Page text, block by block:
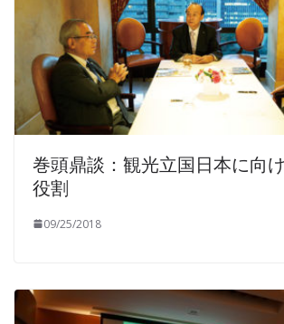
巻頭鼎談：観光立国日本に向
役割
09/25/2018